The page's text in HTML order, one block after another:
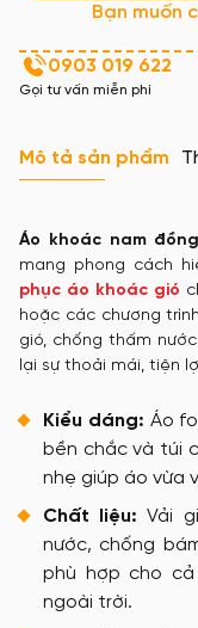
Bạn muốn
0903 019 622
Gọi tư vấn miễn phí
Mô tả sản phẩm
Áo khoác nam
mang phong cách
phục áo khoác gió
hoặc các chương
gió, chống thấm
lại sự thoải mái, tiện
Kiểu dáng: Áo
bền chắc và túi
nhẹ giúp áo vừa
Chất liệu: Vải
nước, chống
phù hợp cho
ngoài trời.